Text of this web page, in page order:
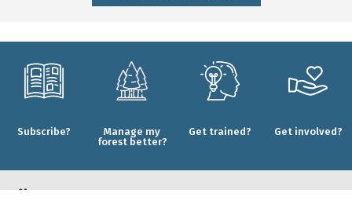
Subscribe?
Manage my
forest better?
Get trained? Get involved?